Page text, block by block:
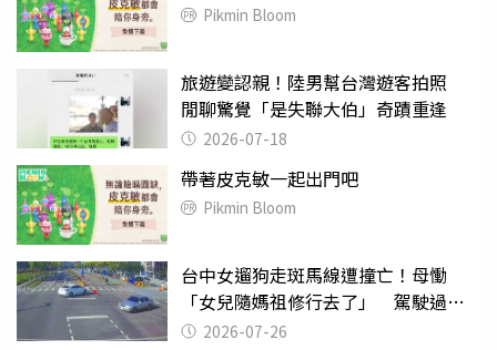
Pikmin Bloom
旅遊變認親！陸男幫台灣遊客拍照
閒聊驚覺「是失聯大伯」奇蹟重逢
2026-07-18
帶著皮克敏一起出門吧
Pikmin Bloom
台中女遛狗走斑馬線遭撞亡！母慟
「女兒隨媽祖修行去了」 駕駛過失
致死判9月
2026-07-26